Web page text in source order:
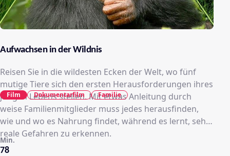
Aufwachsen in der Wildnis
Reisen Sie in die wildesten Ecken der Welt, wo fünf
mutige Tiere sich den ersten Herausforderungen ihres
jungen Lebens stellen. Mit etwas Anleitung durch
weise Familienmitglieder muss jedes herausfinden,
wie und wo es Nahrung findet, während es lernt, sehr
reale Gefahren zu erkennen.
78
Min.
Film Dokumentarfilm Familie